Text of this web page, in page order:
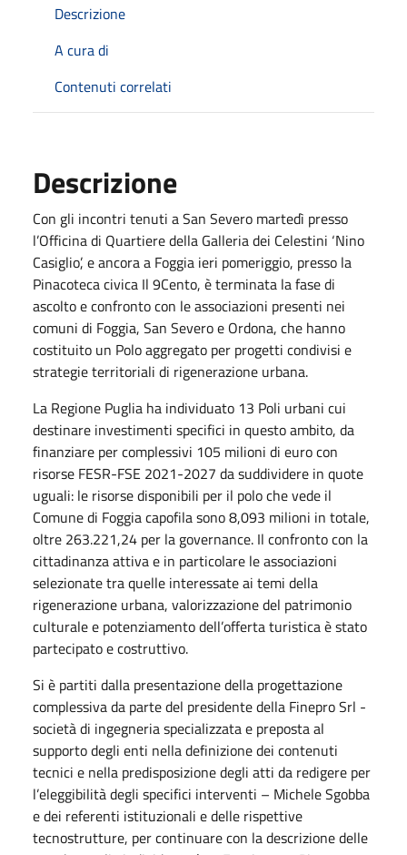
Descrizione
A cura di
Contenuti correlati
Descrizione
Con gli incontri tenuti a San Severo martedì presso
l’Officina di Quartiere della Galleria dei Celestini ‘Nino
Casiglio’, e ancora a Foggia ieri pomeriggio, presso la
Pinacoteca civica Il 9Cento, è terminata la fase di
ascolto e confronto con le associazioni presenti nei
comuni di Foggia, San Severo e Ordona, che hanno
costituito un Polo aggregato per progetti condivisi e
strategie territoriali di rigenerazione urbana.
La Regione Puglia ha individuato 13 Poli urbani cui
destinare investimenti specifici in questo ambito, da
finanziare per complessivi 105 milioni di euro con
risorse FESR-FSE 2021-2027 da suddividere in quote
uguali: le risorse disponibili per il polo che vede il
Comune di Foggia capofila sono 8,093 milioni in totale,
oltre 263.221,24 per la governance. Il confronto con la
cittadinanza attiva e in particolare le associazioni
selezionate tra quelle interessate ai temi della
rigenerazione urbana, valorizzazione del patrimonio
culturale e potenziamento dell’offerta turistica è stato
partecipato e costruttivo.
Si è partiti dalla presentazione della progettazione
complessiva da parte del presidente della Finepro Srl -
società di ingegneria specializzata e preposta al
supporto degli enti nella definizione dei contenuti
tecnici e nella predisposizione degli atti da redigere per
l’eleggibilità degli specifici interventi – Michele Sgobba
e dei referenti istituzionali e delle rispettive
tecnostrutture, per continuare con la descrizione delle